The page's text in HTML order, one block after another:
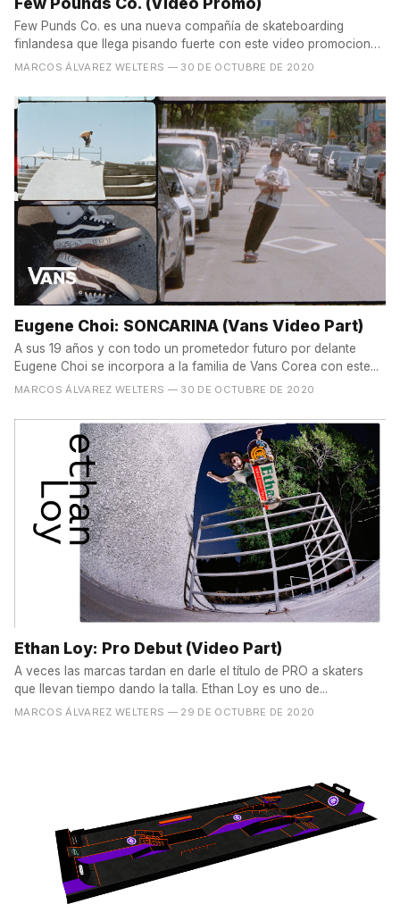
Few Punds Co. es una nueva compañía de skateboarding
finlandesa que llega pisando fuerte con este video promocional.
En...
MARCOS ÁLVAREZ WELTERS — 30 DE OCTUBRE DE 2020
Eugene Choi: SONCARINA (Vans Video Part)
A sus 19 años y con todo un prometedor futuro por delante
Eugene Choi se incorpora a la familia de Vans Corea con este...
MARCOS ÁLVAREZ WELTERS — 30 DE OCTUBRE DE 2020
Ethan Loy: Pro Debut (Video Part)
A veces las marcas tardan en darle el título de PRO a skaters
que llevan tiempo dando la talla. Ethan Loy es uno de...
MARCOS ÁLVAREZ WELTERS — 29 DE OCTUBRE DE 2020